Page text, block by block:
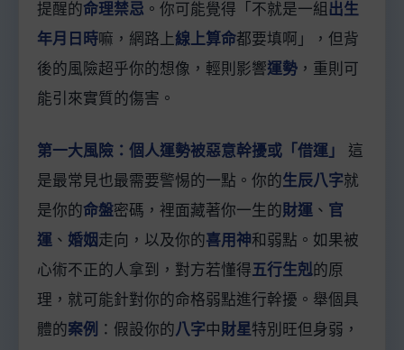
提醒的命理禁忌 。你可能覺得「不就是一組 出生
年月日時嘛，網路上線上算命都要填啊」，但背
後的風險超乎你的想像，輕則影響運勢 ，重則可
能引來實質的傷害。
第一大風險：個人運勢被惡意幹擾或「借運」
這
是最常見也最需要警惕的一點。你的生辰八字就
是你的命盤密碼，裡面藏著你一生的財運 、 官
運 、 婚姻走向，以及你的喜用神和弱點。如果被
心術不正的人拿到，對方若懂得五行生剋的原
理，就可能針對你的命格弱點進行幹擾。舉個具
體的案例 ：假設你的八字中財星特別旺但身弱，